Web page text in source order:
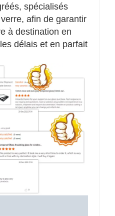
spécialisés
afin de garantir
à destination en
délais et en parfait